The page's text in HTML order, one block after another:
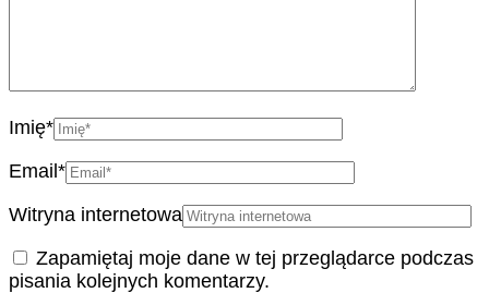
Imię*
Email *
Witryna internetowa
Zapamiętaj moje dane w tej przeglądarce podczas
pisania kolejnych komentarzy.